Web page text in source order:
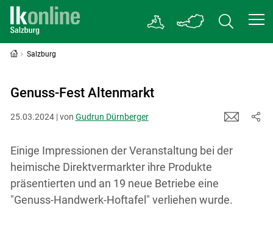
Salzburg
Genuss-Fest Altenmarkt
25.03.2024 | von Gudrun Dürnberger
Einige Impressionen der Veranstaltung bei der
heimische Direktvermarkter ihre Produkte
präsentierten und an 19 neue Betriebe eine
"Genuss-Handwerk-Hoftafel" verliehen wurde.